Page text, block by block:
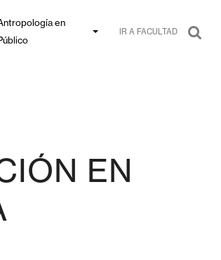
en
IR A FACULTAD
EN